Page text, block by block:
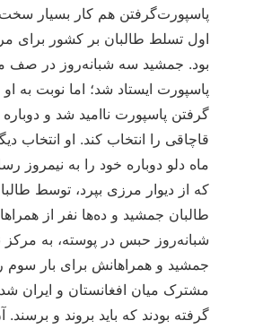
پاسپورت‌گرفتن هم کار بسیار
اول تسلط طالبان بر کشور برای
بود. جمشید سه شبانه‌روز در صف
پاسپورت ایستاد شد؛ اما نوبت به او
گرفتن پاسپورت ناامید شد و
قاچاقی را انتخاب کند. او انتخاب
ماه دلو دوباره خود را به نیمروز
که از دیوار مرزی بپرد، توسط
طالبان جمشید و ده‌ها نفر از
شبانه‌روز حبس در پوسته، به مرکز
جمشید و همراهانش برای بار سوم
مشترک میان افغانستان و ایران
گرفته بودند که باید بروند و برسند.